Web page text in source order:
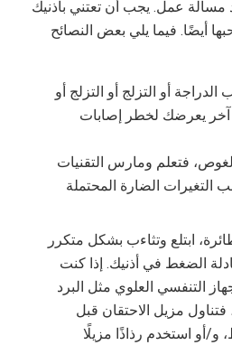
عمل. يجب أن تعتني بأذنيك
أيضًا. فيما يلي بعض النصائح
أو التزلج أو التزلج أو
يعرضك لخطر إصابات
فتعلم ومارس التقنيات
التغيرات الضارة المحتملة
ابتلع وتثاءب بشكل متكرر
الضغط في أذنيك. إذا كنت
التنفسي العلوي مثل البرد
فتناول مزيل الاحتقان قبل
و/أو استخدم رذاذًا مزيلًا